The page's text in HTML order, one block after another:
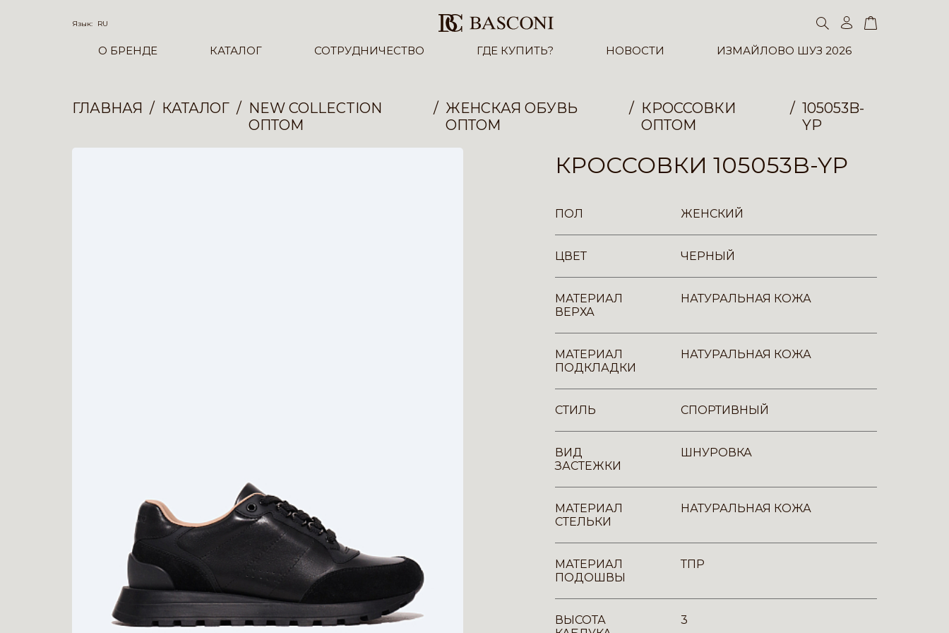
Язык: RU
О БРЕНДЕ КАТАЛОГ СОТРУДНИЧЕСТВО ГДЕ КУПИТЬ? НОВОСТИ ИЗМАЙЛОВО ШУЗ 2026
ГЛАВНАЯ КАТАЛОГ
NEW COLLECTION
ОПТОМ
ЖЕНСКАЯ ОБУВЬ
ОПТОМ
КРОССОВКИ
ОПТОМ
105053B-
YP
КРОССОВКИ 105053B-YP
ПОЛ ЖЕНСКИЙ
ЦВЕТ ЧЕРНЫЙ
МАТЕРИАЛ
ВЕРХА
НАТУРАЛЬНАЯ КОЖА
МАТЕРИАЛ
ПОДКЛАДКИ
НАТУРАЛЬНАЯ КОЖА
СТИЛЬ СПОРТИВНЫЙ
ВИД
ЗАСТЕЖКИ
ШНУРОВКА
МАТЕРИАЛ
СТЕЛЬКИ
НАТУРАЛЬНАЯ КОЖА
МАТЕРИАЛ
ПОДОШВЫ
ТПР
ВЫСОТА
3